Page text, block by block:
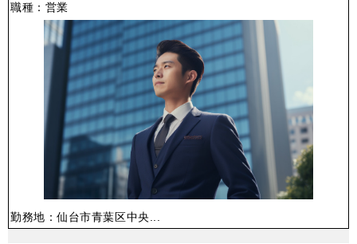
職種：営業
勤務地：仙台市青葉区中央...